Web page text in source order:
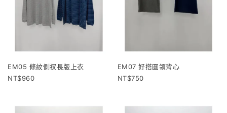
EM05 條紋側衩長版上衣
960
EM07 好搭圓領背心
750